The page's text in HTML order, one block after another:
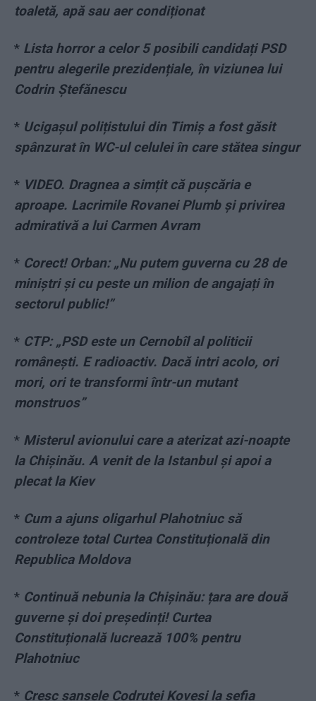
toaletă, apă sau aer condiționat
* Lista horror a celor 5 posibili candidați PSD
pentru alegerile prezidențiale, în viziunea lui
Codrin Ștefănescu
* Ucigașul polițistului din Timiș a fost găsit
spânzurat în WC-ul celulei în care stătea singur
* VIDEO. Dragnea a simțit că pușcăria e
aproape. Lacrimile Rovanei Plumb și privirea
admirativă a lui Carmen Avram
* Corect! Orban: „Nu putem guverna cu 28 de
miniștri și cu peste un milion de angajați în
sectorul public!”
* CTP: „PSD este un Cernobîl al politicii
românești. E radioactiv. Dacă intri acolo, ori
mori, ori te transformi într-un mutant
monstruos”
* Misterul avionului care a aterizat azi-noapte
la Chișinău. A venit de la Istanbul și apoi a
plecat la Kiev
* Cum a ajuns oligarhul Plahotniuc să
controleze total Curtea Constituțională din
Republica Moldova
* Continuă nebunia la Chișinău: țara are două
guverne și doi președinți! Curtea
Constituțională lucrează 100% pentru
Plahotniuc
* Cresc şansele Codruței Kovesi la şefia